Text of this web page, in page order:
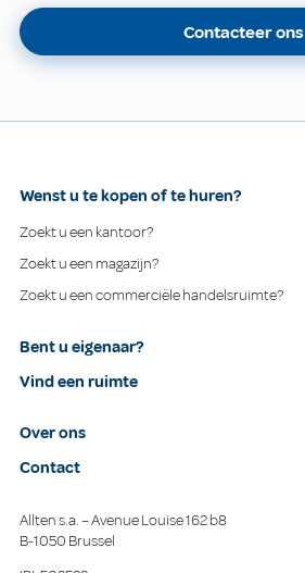
Contacteer ons
Wenst u te kopen of te huren?
Zoekt u een kantoor?
Zoekt u een magazijn?
Zoekt u een commerciële handelsruimte?
Bent u eigenaar?
Vind een ruimte
Over ons
Contact
Allten s.a. – Avenue Louise 162 b8
B-1050 Brussel